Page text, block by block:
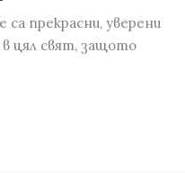
са прекрасни, уверени
в цял свят, защото